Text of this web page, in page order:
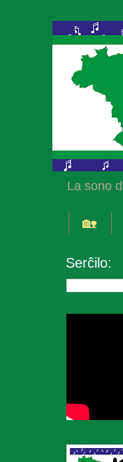
La sono
🏡
Serĉilo: